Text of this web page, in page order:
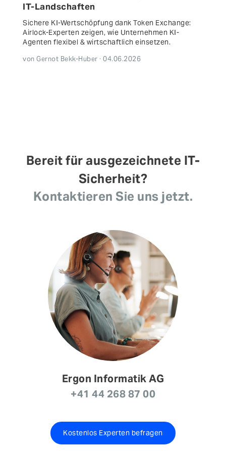
IT-Landschaften
Sichere KI-Wertschöpfung dank Token Exchange:
Airlock-Experten zeigen, wie Unternehmen KI-
Agenten flexibel & wirtschaftlich einsetzen.
von Gernot Bekk-Huber · 04.06.2026
Bereit für ausgezeichnete IT-
Sicherheit?
Kontaktieren Sie uns jetzt.
Ergon Informatik AG
+41 44 268 87 00
Kostenlos Experten befragen